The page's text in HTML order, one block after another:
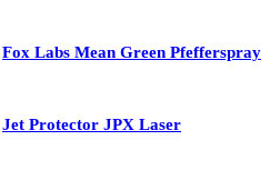
Fox Labs Mean Green Pfefferspray
Jet Protector JPX Laser